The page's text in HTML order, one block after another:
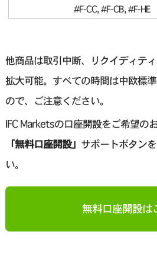
#F-CC, #F-CB, #F-HE
他商品は取引中断、リクイディテ
拡大可能。すべての時間は中欧標
ので、ご注意ください。
IFC Marketsの口座開設をご希望の
「無料口座開設」 サポートボタン
い。
無料口座開設は